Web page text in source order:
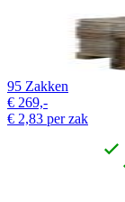
95 Zakken
€ 269,-
€ 2,83 per zak